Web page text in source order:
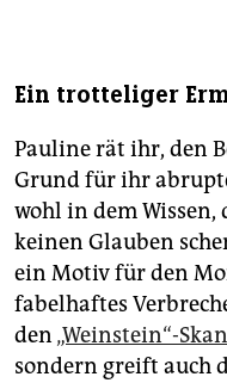
Ein trotteliger
Pauline rät ihr, den
Grund für ihr
wohl in dem
keinen Glauben
ein Motiv für den
fabelhaftes
den „Weinstein“-
sondern greift auch